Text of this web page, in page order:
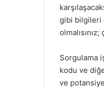
gibi bilgileri
Sorgulama
kodu ve
ve